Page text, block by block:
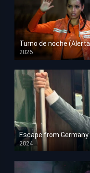
Turno de noche
2026
HD 1080p
Escape from
2024
HD 1080p